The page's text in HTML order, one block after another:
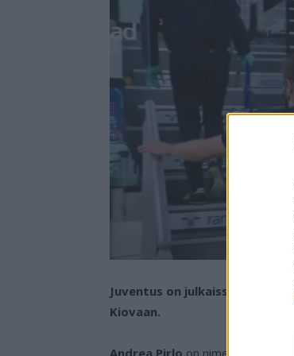
Juventus on julkaissut
Kiovaan.